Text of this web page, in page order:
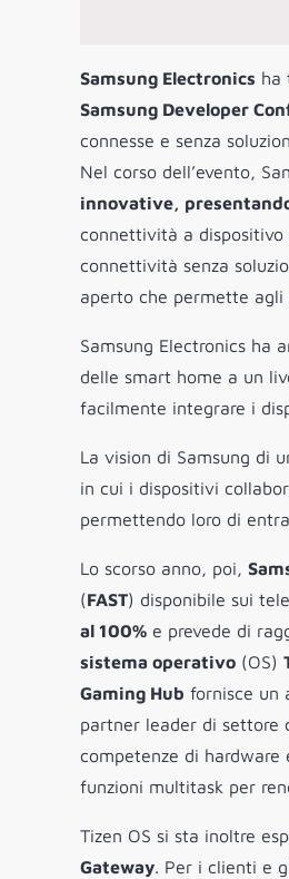
Samsung Electronics ha
Samsung Developer
connesse e senza
Nel corso dell’evento,
innovative,
connettività a
connettività senza
aperto che permette
Samsung Electronics ha
delle smart home a un
facilmente integrare i
La vision di Samsung di
in cui i dispositivi
permettendo loro di
Lo scorso anno, poi,
(FAST) disponibile sui
al 100% e prevede di
sistema operativo (OS)
Gaming Hub fornisce un
partner leader di settore
competenze di hardware
funzioni multitask per
Tizen OS si sta inoltre
Gateway. Per i clienti e